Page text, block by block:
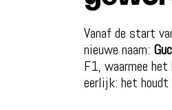
Vanaf de start
nieuwe naam:
F1, waarmee
eerlijk: het houdt